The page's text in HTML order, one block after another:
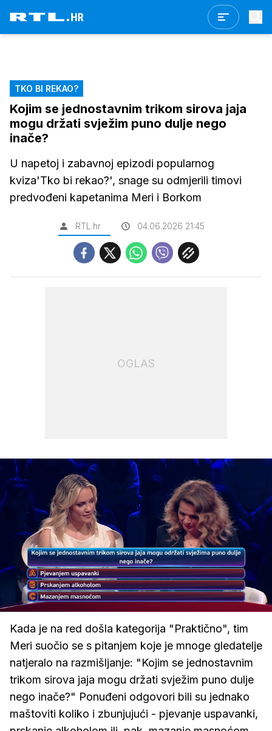
TKO BI REKAO?
Kojim se jednostavnim trikom sirova jaja
mogu držati svježim puno dulje nego
inače?
U napetoj i zabavnoj epizodi popularnog
kviza'Tko bi rekao?', snage su odmjerili timovi
predvođeni kapetanima Meri i Borkom
RTL.hr 04.06.2026 21:45
OGLAS
Upali
zvuk
/
Loaded:
100.00%
Kada je na red došla kategorija "Praktično", tim
Meri suočio se s pitanjem koje je mnoge gledatelje
natjeralo na razmišljanje: "Kojim se jednostavnim
trikom sirova jaja mogu držati svježim puno dulje
nego inače?" Ponuđeni odgovori bili su jednako
maštoviti koliko i zbunjujući - pjevanje uspavanki,